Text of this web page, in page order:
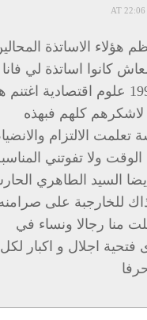
هؤلاء الاساتذة
كانوا اساتذة لي فانا
دفعة 1994 علوم اقتصادية
لاشكرهم كلهم فبهذه
تعلمت الالتزام
الوقت ولا تفوتني
السيد الطاهري
للخارجبة على
منا رجالا ونساء في
فتحية اجلال و اكبار